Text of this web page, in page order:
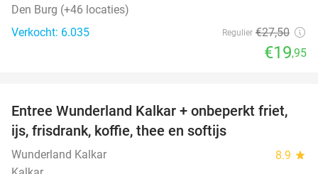
Den Burg (+46 locaties)
Verkocht: 6.035
Regulier €27,50
€19,95
32%
Entree Wunderland Kalkar + onbeperkt friet,
ijs, frisdrank, koffie, thee en softijs
Wunderland Kalkar 8.9 star